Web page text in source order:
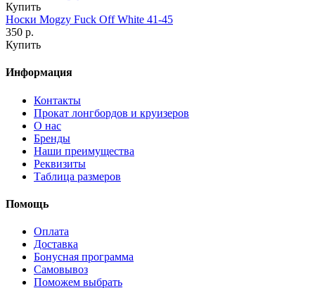
Купить
Носки Mogzy Fuck Off White 41-45
350 р.
Купить
Информация
Контакты
Прокат лонгбордов и круизеров
О нас
Бренды
Наши преимущества
Реквизиты
Таблица размеров
Помощь
Оплата
Доставка
Бонусная программа
Самовывоз
Поможем выбрать